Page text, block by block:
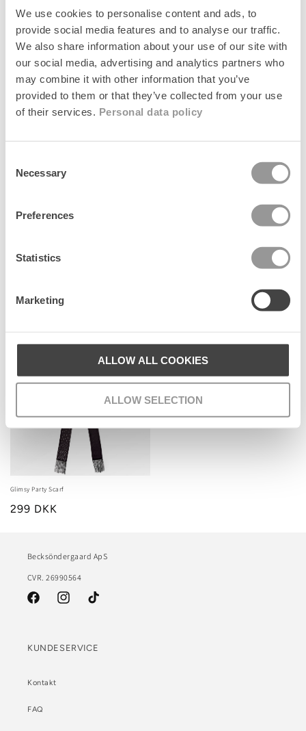
We use cookies to personalise content and ads, to
provide social media features and to analyse our traffic.
We also share information about your use of our site with
our social media, advertising and analytics partners who
may combine it with other information that you’ve
provided to them or that they’ve collected from your use
of their services. Personal data policy
Selection
Necessary
Preferences
Statistics
Marketing
ALLOW ALL COOKIES
ALLOW SELECTION
Regular
price
249 kr
Regular
249 kr
News
price
News
Senest set
Glimsy Party Scarf
299 DKK
Becksöndergaard ApS
CVR. 26990564
FacebookInstagramTikTok
KUNDESERVICE
Kontakt
FAQ